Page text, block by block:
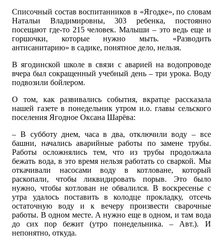
Списочный состав воспитанников в «Ягодке», по словам
Натальи Владимировны, 303 ребенка, постоянно
посещают где-то 215 человек. Малыши – это ведь еще и
горшочки, которые нужно мыть. «Разводить
антисанитарию» в садике, понятное дело, нельзя.
В ягодинской школе в связи с аварией на водопроводе
вчера был сокращенный учебный день – три урока. Воду
подвозили бойлером.
О том, как развивались события, вкратце рассказала
нашей газете в понедельник утром и.о. главы сельского
поселения Ягодное Оксана Шарёва:
– В субботу днем, часа в два, отключили воду – все
башни, начались аварийные работы по замене трубы.
Работы осложнялись тем, что из трубы продолжала
бежать вода, в это время нельзя работать со сваркой. Мы
откачивали насосами воду в котловане, который
раскопали, чтобы ликвидировать порыв. Это было
нужно, чтобы котлован не обвалился. В воскресенье с
утра удалось поставить в колодце прокладку, отсечь
остаточную воду и к вечеру произвести сварочные
работы. В одном месте. А нужно еще в одном, и там вода
до сих пор бежит (утро понедельника. – Авт.). И
непонятно, откуда.